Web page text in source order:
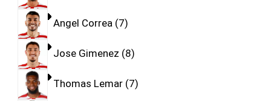
Angel Correa 7
Jose Gimenez 8
Thomas Lemar 7